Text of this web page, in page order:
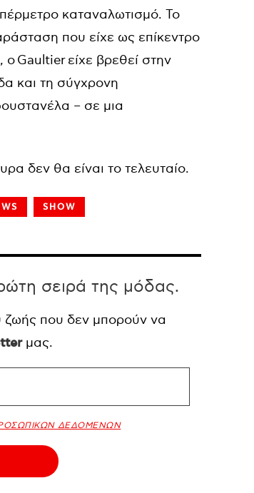
καταναλωτισμό. Το
που είχε ως επίκεντρο
οGaultierείχε βρεθεί στην
και τη σύγχρονη
– σε μια
δεν θα είναι το τελευταίο.
SHOW
σειρά της μόδας.
ζωής που δεν μπορούν να
μας.
ΔΕΔΟΜΕΝΩΝ